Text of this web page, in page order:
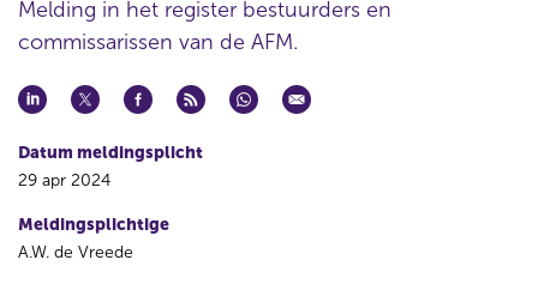
Melding in het register bestuurders en
commissarissen van de AFM.
Datum meldingsplicht
29 apr 2024
Meldingsplichtige
A.W. de Vreede